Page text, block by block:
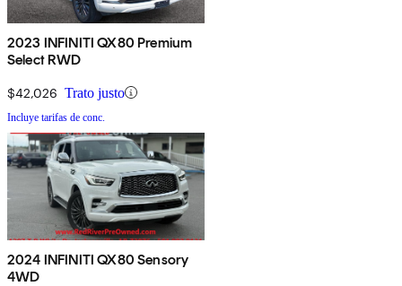
2023 INFINITI QX80 Premium
Select RWD
$42,026 Trato justo
Incluye tarifas de conc.
2024 INFINITI QX80 Sensory
4WD